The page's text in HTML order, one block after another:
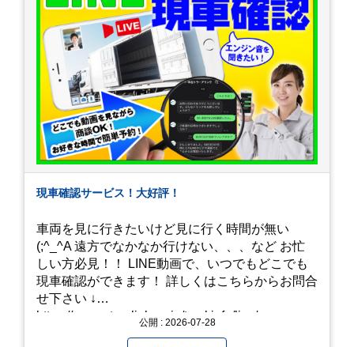
現車確認サービス！大好評！
車両を見に行きたいけど見に行く時間が無い
(;^_^A 遠方でなかなか行けない、、、など お忙
しい方必見！！ LINE動画で、いつでもどこでも
現車確認ができます！ 詳しくはこちらからお問合
せ下さい ↓
https://www.steerlink.co.jp/truckinfo/live/
公開 : 2026-07-28